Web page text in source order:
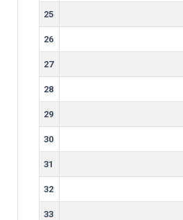
25
26
27
28
29
30
31
32
33